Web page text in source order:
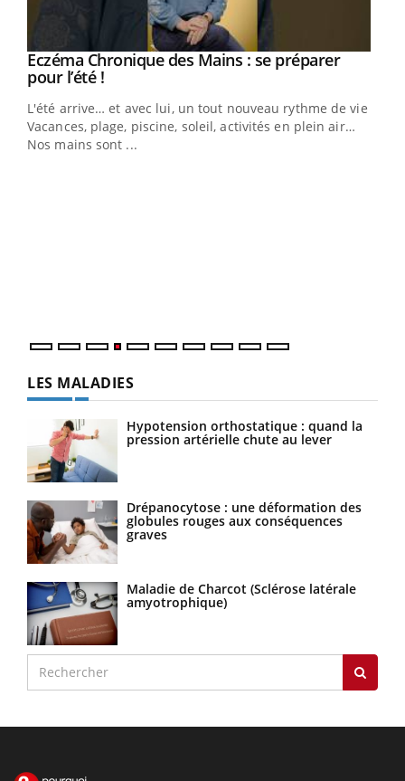
Youtube
Eczéma Chronique des Mains : se préparer
pour l’été !Youtube
L'été arrive… et avec lui, un tout nouveau rythme de vie !
Vacances, plage, piscine, soleil, activités en plein air…
Nos mains sont ...
LES MALADIES
Hypotension orthostatique : quand la
pression artérielle chute au lever
Drépanocytose : une déformation des
globules rouges aux conséquences
graves
Maladie de Charcot (Sclérose latérale
amyotrophique)